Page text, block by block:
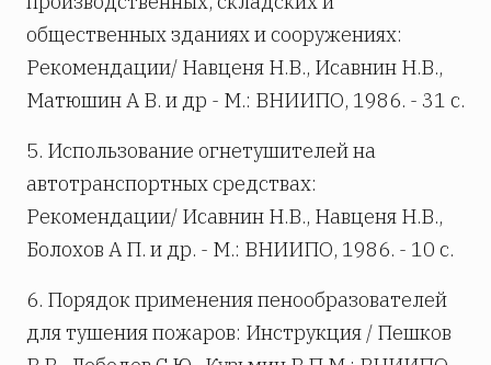
общественных зданиях и сооружениях:
Рекомендации/ Навценя Н.В., Исавнин Н.В.,
Матюшин А В. и др - М.: ВНИИПО, 1986. - 31 с.
5. Использование огнетушителей на
автотранспортных средствах:
Рекомендации/ Исавнин Н.В., Навценя Н.В.,
Болохов А П. и др. - М.: ВНИИПО, 1986. - 10 с.
6. Порядок применения пенообразователей
для тушения пожаров: Инструкция / Пешков